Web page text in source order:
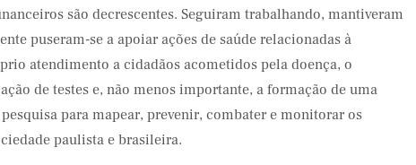
são decrescentes. Seguiram trabalhando, mantiveram
puseram-se a apoiar ações de saúde relacionadas à
atendimento a cidadãos acometidos pela doença, o
de testes e, não menos importante, a formação de uma
para mapear, prevenir, combater e monitorar os
paulista e brasileira.